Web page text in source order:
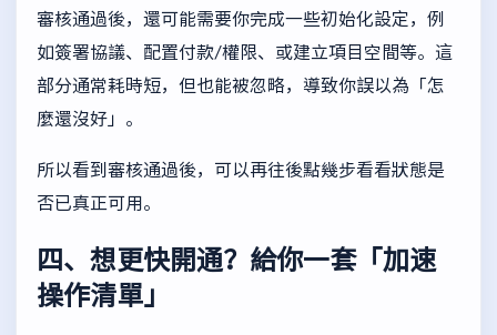
審核通過後，還可能需要你完成一些初始化設定，例
如簽署協議、配置付款/權限、或建立項目空間等。這
部分通常耗時短，但也能被忽略，導致你誤以為「怎
麼還沒好」。
所以看到審核通過後，可以再往後點幾步看看狀態是
否已真正可用。
四、想更快開通？給你一套「加速
操作清單」